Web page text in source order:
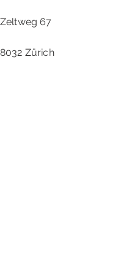
Zeltweg 67
8032 Zürich